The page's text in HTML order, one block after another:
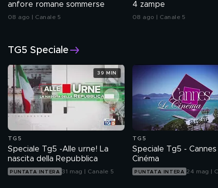
anfore romane sommerse
08 ago | Canale 5
4 zampe
08 ago | Canale 5
TG5 Speciale
TG5
Speciale Tg5 -Alle urne! La
nascita della Repubblica
PUNTATA INTERA 31 mag | Canale 5
39 MIN
TG5
Speciale Tg5 -
Cinéma
PUNTATA INTERA 24 mag |